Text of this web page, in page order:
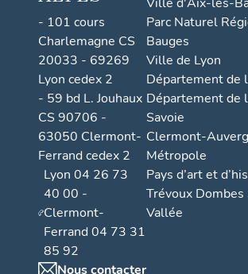
- 101 cours
Charlemagne CS
20033 - 69269
Lyon cedex 2
- 59 bd L. Jouhaux
CS 90706 -
63050 Clermont-
Ferrand cedex 2
Lyon 04 26 73
40 00 -
Clermont-
Ferrand 04 73 31
85 92
Nous contacter
Parc Naturel
Bauges
Ville de Lyon
Département de
Département de
Savoie
Clermont-
Métropole
Pays d’art et
Trévoux Dombes
Vallée